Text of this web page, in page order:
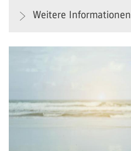
Weitere Informationen